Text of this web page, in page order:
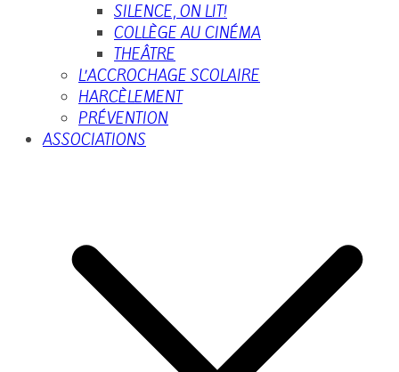
SILENCE, ON LIT!
COLLÈGE AU CINÉMA
THEÂTRE
L’ACCROCHAGE SCOLAIRE
HARCÈLEMENT
PRÉVENTION
ASSOCIATIONS